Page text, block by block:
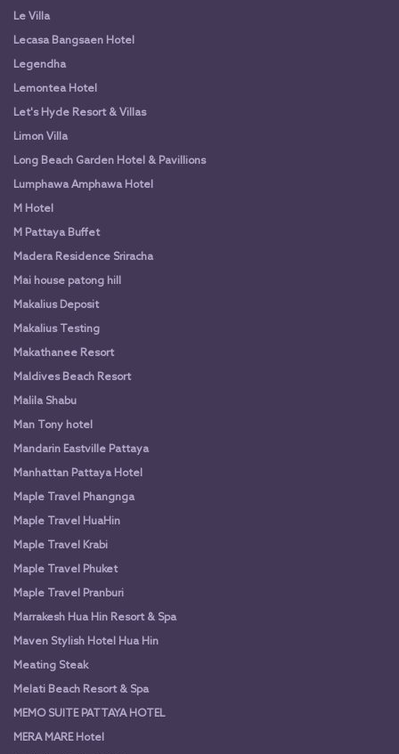
Le Villa
Lecasa Bangsaen Hotel
Legendha
Lemontea Hotel
Let's Hyde Resort & Villas
Limon Villa
Long Beach Garden Hotel & Pavillions
Lumphawa Amphawa Hotel
M Hotel
M Pattaya Buffet
Madera Residence Sriracha
Mai house patong hill
Makalius Deposit
Makalius Testing
Makathanee Resort
Maldives Beach Resort
Malila Shabu
Man Tony hotel
Mandarin Eastville Pattaya
Manhattan Pattaya Hotel
Maple Travel Phangnga
Maple Travel HuaHin
Maple Travel Krabi
Maple Travel Phuket
Maple Travel Pranburi
Marrakesh Hua Hin Resort & Spa
Maven Stylish Hotel Hua Hin
Meating Steak
Melati Beach Resort & Spa
MEMO SUITE PATTAYA HOTEL
MERA MARE Hotel